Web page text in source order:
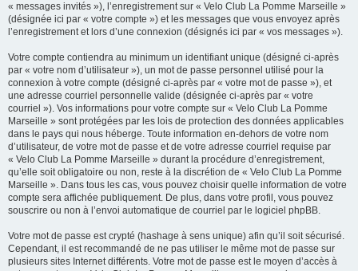
« messages invités »), l’enregistrement sur « Velo Club La Pomme Marseille »
(désignée ici par « votre compte ») et les messages que vous envoyez après
l’enregistrement et lors d’une connexion (désignés ici par « vos messages »).
Votre compte contiendra au minimum un identifiant unique (désigné ci-après
par « votre nom d’utilisateur »), un mot de passe personnel utilisé pour la
connexion à votre compte (désigné ci-après par « votre mot de passe »), et
une adresse courriel personnelle valide (désignée ci-après par « votre
courriel »). Vos informations pour votre compte sur « Velo Club La Pomme
Marseille » sont protégées par les lois de protection des données applicables
dans le pays qui nous héberge. Toute information en-dehors de votre nom
d’utilisateur, de votre mot de passe et de votre adresse courriel requise par
« Velo Club La Pomme Marseille » durant la procédure d’enregistrement,
qu’elle soit obligatoire ou non, reste à la discrétion de « Velo Club La Pomme
Marseille ». Dans tous les cas, vous pouvez choisir quelle information de votre
compte sera affichée publiquement. De plus, dans votre profil, vous pouvez
souscrire ou non à l’envoi automatique de courriel par le logiciel phpBB.
Votre mot de passe est crypté (hashage à sens unique) afin qu’il soit sécurisé.
Cependant, il est recommandé de ne pas utiliser le même mot de passe sur
plusieurs sites Internet différents. Votre mot de passe est le moyen d’accès à